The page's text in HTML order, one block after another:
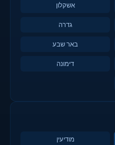
אשקלון
גדרה
באר שבע
דימונה
מודיעין